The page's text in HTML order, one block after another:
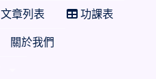
文章列表 功課表
關於我們